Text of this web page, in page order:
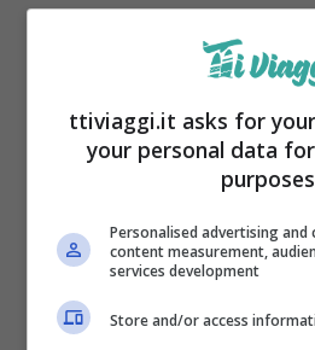
Lavorare in smart
migliori per farlo
Giugno 29, 2024
ttiviaggi.it asks for
your personal data
Personalised advertising
content measurement,
services development
Store and/or access